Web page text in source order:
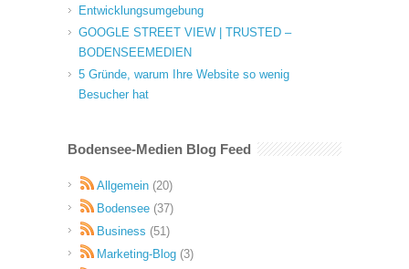
Entwicklungsumgebung
GOOGLE STREET VIEW | TRUSTED –
BODENSEEMEDIEN
5 Gründe, warum Ihre Website so wenig
Besucher hat
Bodensee-Medien Blog Feed
Allgemein (20)
Bodensee (37)
Business (51)
Marketing-Blog (3)